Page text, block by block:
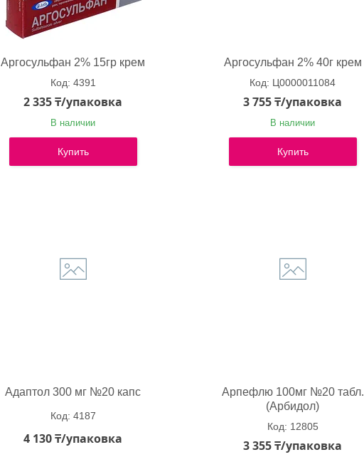
Аргосульфан 2% 15гр крем
4391
2 335 ₸/упаковка
В наличии
Купить
Аргосульфан 2% 40г крем
Ц0000011084
3 755 ₸/упаковка
В наличии
Купить
Адаптол 300 мг №20 капс
4187
4 130 ₸/упаковка
Арпефлю 100мг №20 табл.
(Арбидол)
12805
3 355 ₸/упаковка